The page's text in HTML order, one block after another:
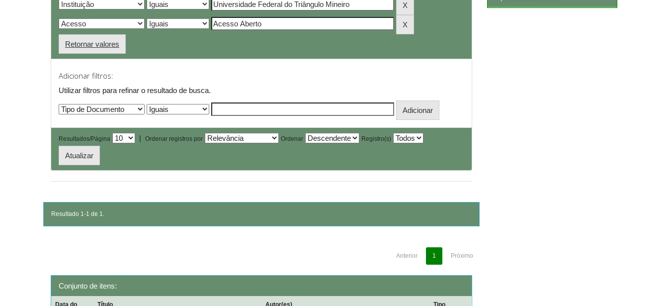
Retornar valores
Adicionar filtros:
Utilizar filtros para refinar o resultado de busca.
Resultados/Página | Ordenar registros por Ordenar Registro(s)
Resultado 1-1 de 1.
Anterior 1 Próximo
Conjunto de itens:
Data do Título Autor(es) Tipo